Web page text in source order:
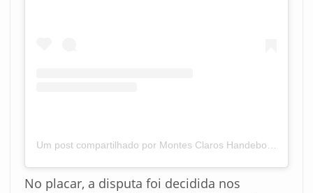
Um post compartilhado por Montes Claros Handebol/AEESB (@montesclaroshandebol)
No placar, a disputa foi decidida nos